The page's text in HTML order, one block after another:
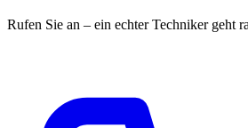
Rufen Sie an – ein echter Techniker geht